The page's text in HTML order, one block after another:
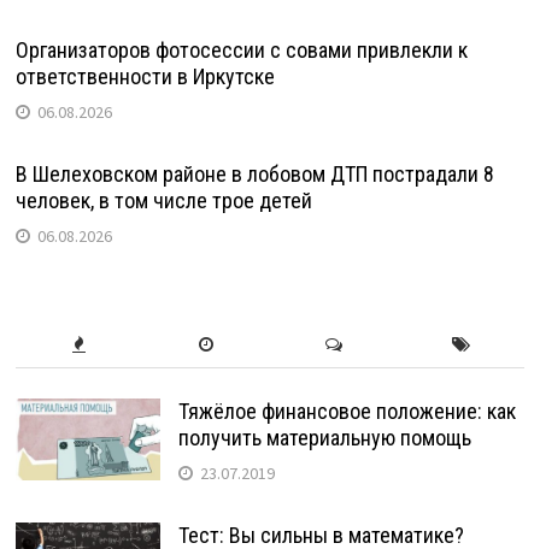
Организаторов фотосессии с совами привлекли к
ответственности в Иркутске
06.08.2026
В Шелеховском районе в лобовом ДТП пострадали 8
человек, в том числе трое детей
06.08.2026
Тяжёлое финансовое положение: как
получить материальную помощь
23.07.2019
Тест: Вы сильны в математике?